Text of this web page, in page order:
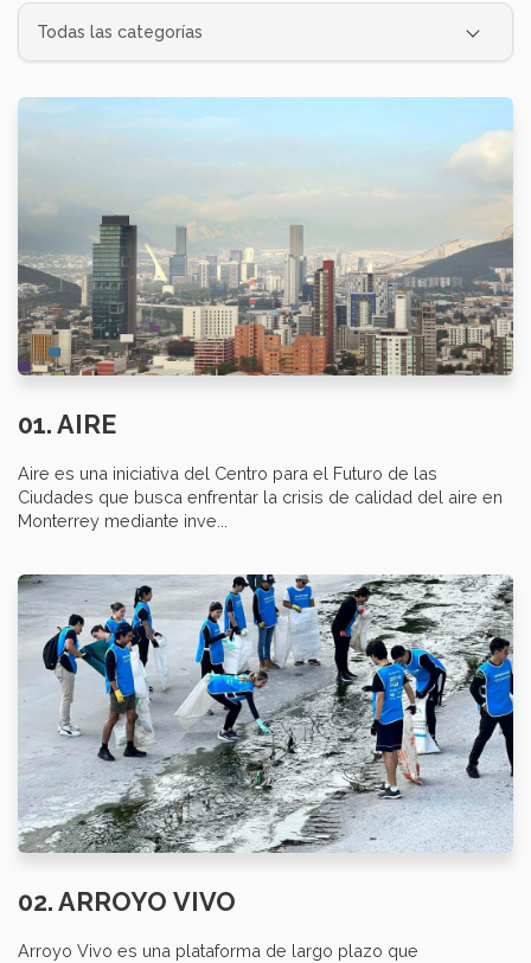
01. AIRE
Aire es una iniciativa del Centro para el Futuro de las
Ciudades que busca enfrentar la crisis de calidad del aire en
Monterrey mediante inve...
02. ARROYO VIVO
Arroyo Vivo es una plataforma de largo plazo que